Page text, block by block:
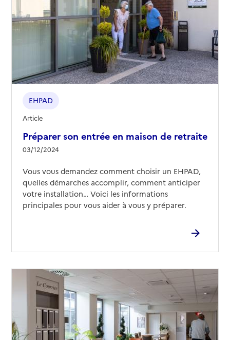
Préparer son entrée en maison de retraite
03/12/2024
EHPAD
Article
Vous vous demandez comment choisir un EHPAD,
quelles démarches accomplir, comment anticiper
votre installation… Voici les informations
principales pour vous aider à vous y préparer.